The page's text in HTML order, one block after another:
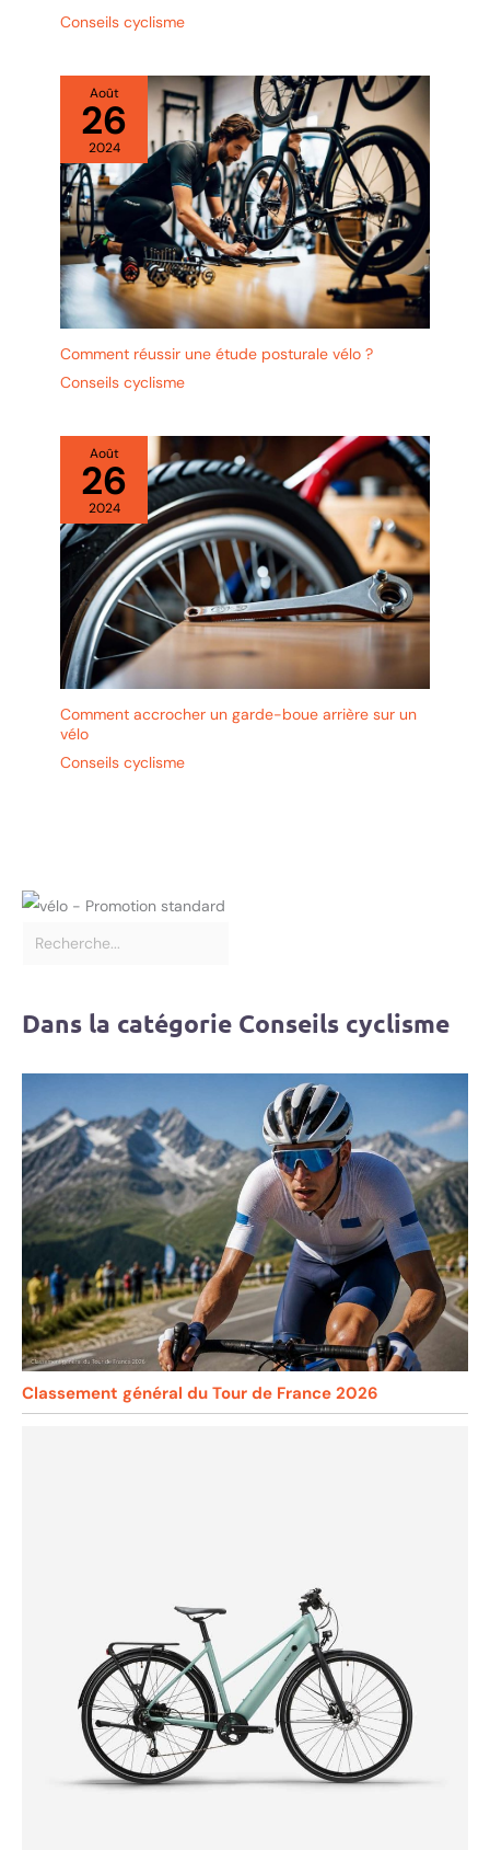
Conseils cyclisme
Août
26
2024
Comment réussir une étude posturale vélo ?
Conseils cyclisme
Août
26
2024
Comment accrocher un garde-boue arrière sur un
vélo
Conseils cyclisme
Dans la catégorie Conseils cyclisme
Classement général du Tour de France 2026